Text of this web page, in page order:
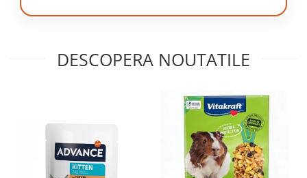
DESCOPERA NOUTATILE